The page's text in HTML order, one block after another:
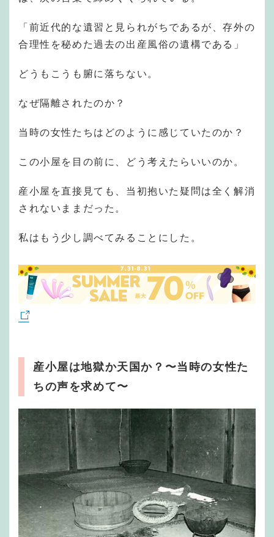
「前近代的な遺習と見られがちであるが、存外の
合理性を秘めた過去の出産風俗の遺構である」
どうもこうも腑に落ちない。
なぜ隔離されたのか？
当時の女性たちはどのように感じていたのか？
この小屋を目の前に、どう考えたらいいのか。
産小屋を直接見ても、当初抱いた疑問は全く解消
されないままだった。
私はもう少し調べてみることにした。
産小屋は地獄か天国か？〜当時の女性た
ちの声を求めて〜